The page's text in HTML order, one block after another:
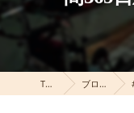
TOP ブログ